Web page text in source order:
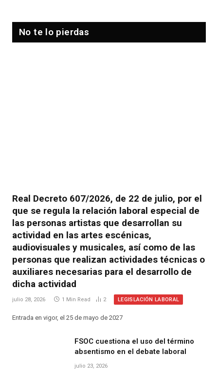
No te lo pierdas
Real Decreto 607/2026, de 22 de julio, por el
que se regula la relación laboral especial de
las personas artistas que desarrollan su
actividad en las artes escénicas,
audiovisuales y musicales, así como de las
personas que realizan actividades técnicas o
auxiliares necesarias para el desarrollo de
dicha actividad
julio 28, 2026 1 Min Read 2 LEGISLACIÓN LABORAL
Entrada en vigor, el 25 de mayo de 2027
FSOC cuestiona el uso del término
absentismo en el debate laboral
julio 23, 2026